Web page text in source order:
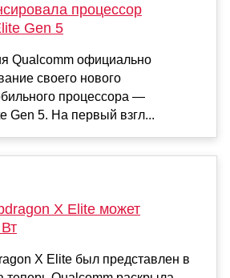
процессор
Gen 5
Qualcomm официально
своего нового
процессора —
Gen 5. На первый взгл...
X Elite может
X Elite был представлен в